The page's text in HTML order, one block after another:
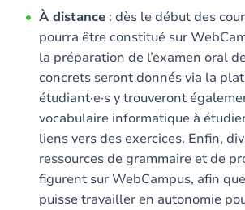
À distance : dès le début des
pourra être constitué sur
la préparation de l’examen oral
concrets seront donnés via la
étudiant·e·s y trouveront
vocabulaire informatique à
liens vers des exercices. Enfin,
ressources de grammaire et de
figurent sur WebCampus, afin
puisse travailler en autonomie